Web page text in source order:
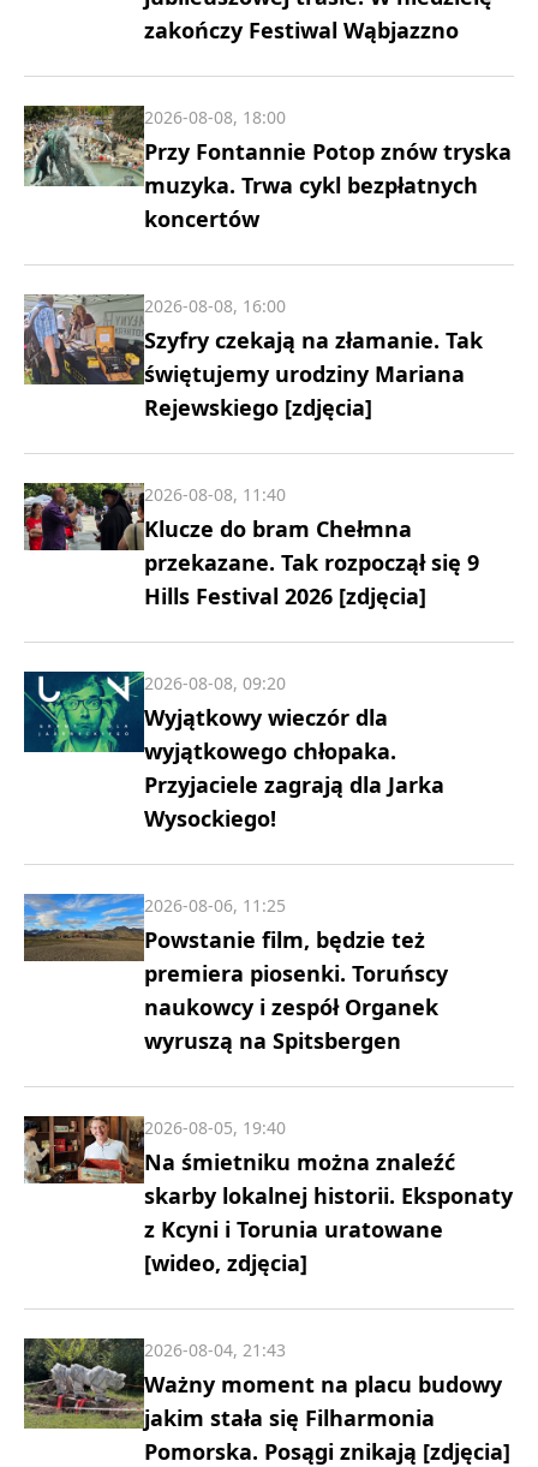
zakończy Festiwal Wąbjazzno
Przy Fontannie Potop znów tryska
muzyka. Trwa cykl bezpłatnych
koncertów
2026-08-08, 18:00
Szyfry czekają na złamanie. Tak
świętujemy urodziny Mariana
Rejewskiego [zdjęcia]
2026-08-08, 16:00
Klucze do bram Chełmna
przekazane. Tak rozpoczął się 9
Hills Festival 2026 [zdjęcia]
2026-08-08, 11:40
Wyjątkowy wieczór dla
wyjątkowego chłopaka.
Przyjaciele zagrają dla Jarka
Wysockiego!
2026-08-08, 09:20
Powstanie film, będzie też
premiera piosenki. Toruńscy
naukowcy i zespół Organek
wyruszą na Spitsbergen
2026-08-06, 11:25
Na śmietniku można znaleźć
skarby lokalnej historii. Eksponaty
z Kcyni i Torunia uratowane
[wideo, zdjęcia]
2026-08-05, 19:40
Ważny moment na placu budowy
jakim stała się Filharmonia
Pomorska. Posągi znikają [zdjęcia]
2026-08-04, 21:43